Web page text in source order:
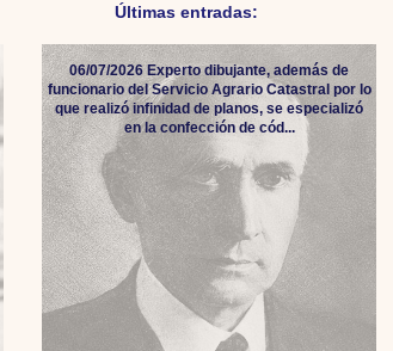
Últimas entradas:
06/07/2026 Experto dibujante, además de
funcionario del Servicio Agrario Catastral por lo
que realizó infinidad de planos, se especializó
en la confección de cód...